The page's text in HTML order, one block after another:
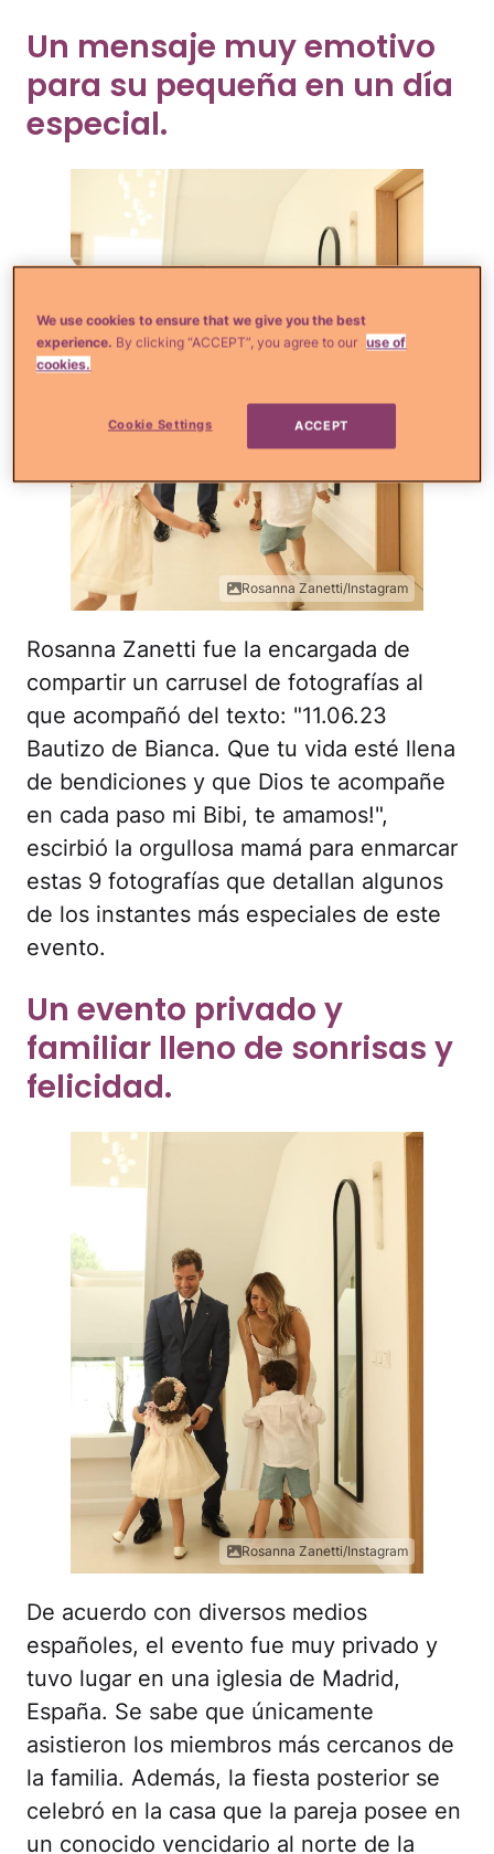
Un mensaje muy emotivo
para su pequeña en un día
especial.
Rosanna Zanetti/Instagram
Rosanna Zanetti fue la encargada de
compartir un carrusel de fotografías al
que acompañó del texto: "11.06.23
Bautizo de Bianca. Que tu vida esté llena
de bendiciones y que Dios te acompañe
en cada paso mi Bibi, te amamos!",
escirbió la orgullosa mamá para enmarcar
estas 9 fotografías que detallan algunos
de los instantes más especiales de este
evento.
Un evento privado y
familiar lleno de sonrisas y
felicidad.
Rosanna Zanetti/Instagram
De acuerdo con diversos medios
españoles, el evento fue muy privado y
tuvo lugar en una iglesia de Madrid,
España. Se sabe que únicamente
asistieron los miembros más cercanos de
la familia. Además, la fiesta posterior se
celebró en la casa que la pareja posee en
un conocido vencidario al norte de la
We use cookies to ensure that we give you the best
experience. By clicking “ACCEPT”, you agree to our use of
cookies.
Cookie Settings ACCEPT